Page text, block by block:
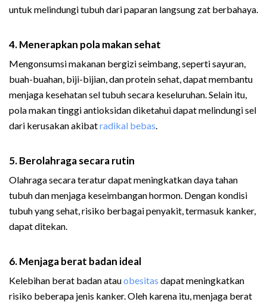
untuk melindungi tubuh dari paparan langsung zat berbahaya.
4. Menerapkan pola makan sehat
Mengonsumsi makanan bergizi seimbang, seperti sayuran,
buah-buahan, biji-bijian, dan protein sehat, dapat membantu
menjaga kesehatan sel tubuh secara keseluruhan. Selain itu,
pola makan tinggi antioksidan diketahui dapat melindungi sel
dari kerusakan akibatradikal bebas.
5. Berolahraga secara rutin
Olahraga secara teratur dapat meningkatkan daya tahan
tubuh dan menjaga keseimbangan hormon. Dengan kondisi
tubuh yang sehat, risiko berbagai penyakit, termasuk kanker,
dapat ditekan.
6. Menjaga berat badan ideal
Kelebihan berat badan atauobesitas dapat meningkatkan
risiko beberapa jenis kanker. Oleh karena itu, menjaga berat